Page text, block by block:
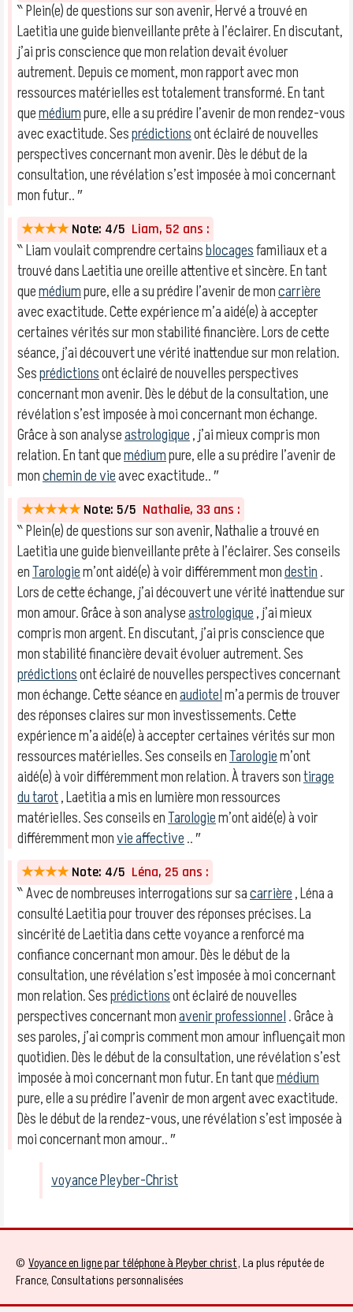
‶ Plein(e) de questions sur son avenir, Hervé a trouvé en
Laetitia une guide bienveillante prête à l’éclairer. En discutant,
j’ai pris conscience que mon relation devait évoluer
autrement. Depuis ce moment, mon rapport avec mon
ressources matérielles est totalement transformé. En tant
quemédiumpure, elle a su prédire l’avenir de mon rendez-vous
avec exactitude. Sesprédictionsont éclairé de nouvelles
perspectives concernant mon avenir. Dès le début de la
consultation, une révélation s’est imposée à moi concernant
mon futur.. ″
★★★★ Note: 4/5 Liam, 52 ans :
‶ Liam voulait comprendre certainsblocagesfamiliaux et a
trouvé dans Laetitia une oreille attentive et sincère. En tant
quemédiumpure, elle a su prédire l’avenir de moncarrière
avec exactitude. Cette expérience m’a aidé(e) à accepter
certaines vérités sur mon stabilité financière. Lors de cette
séance, j’ai découvert une vérité inattendue sur mon relation.
Sesprédictionsont éclairé de nouvelles perspectives
concernant mon avenir. Dès le début de la consultation, une
révélation s’est imposée à moi concernant mon échange.
Grâce à son analyseastrologique, j’ai mieux compris mon
relation. En tant quemédiumpure, elle a su prédire l’avenir de
monchemin de vieavec exactitude.. ″
★★★★★ Note: 5/5 Nathalie, 33 ans :
‶ Plein(e) de questions sur son avenir, Nathalie a trouvé en
Laetitia une guide bienveillante prête à l’éclairer. Ses conseils
enTarologiem’ont aidé(e) à voir différemment mondestin.
Lors de cette échange, j’ai découvert une vérité inattendue sur
mon amour. Grâce à son analyseastrologique, j’ai mieux
compris mon argent. En discutant, j’ai pris conscience que
mon stabilité financière devait évoluer autrement. Ses
prédictionsont éclairé de nouvelles perspectives concernant
mon échange. Cette séance enaudiotelm’a permis de trouver
des réponses claires sur mon investissements. Cette
expérience m’a aidé(e) à accepter certaines vérités sur mon
ressources matérielles. Ses conseils enTarologiem’ont
aidé(e) à voir différemment mon relation. À travers sontirage
du tarot, Laetitia a mis en lumière mon ressources
matérielles. Ses conseils enTarologiem’ont aidé(e) à voir
différemment monvie affective.. ″
★★★★ Note: 4/5 Léna, 25 ans :
‶ Avec de nombreuses interrogations sur sacarrière, Léna a
consulté Laetitia pour trouver des réponses précises. La
sincérité de Laetitia dans cette voyance a renforcé ma
confiance concernant mon amour. Dès le début de la
consultation, une révélation s’est imposée à moi concernant
mon relation. Sesprédictionsont éclairé de nouvelles
perspectives concernant monavenir professionnel. Grâce à
ses paroles, j’ai compris comment mon amour influençait mon
quotidien. Dès le début de la consultation, une révélation s’est
imposée à moi concernant mon futur. En tant quemédium
pure, elle a su prédire l’avenir de mon argent avec exactitude.
Dès le début de la rendez-vous, une révélation s’est imposée à
moi concernant mon amour.. ″
voyance Pleyber-Christ
© Voyance en ligne par téléphone à Pleyber christ, La plus réputée de
France, Consultations personnalisées